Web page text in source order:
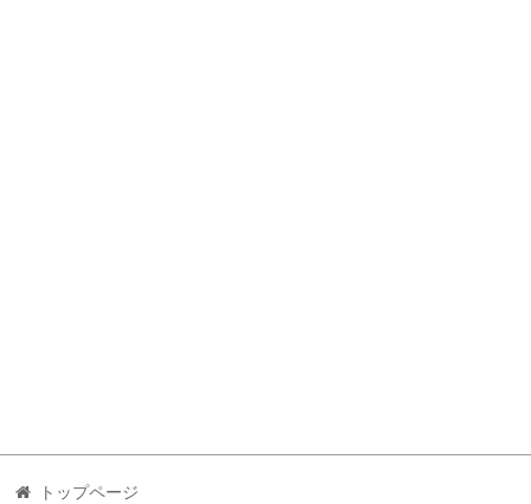
トップページ